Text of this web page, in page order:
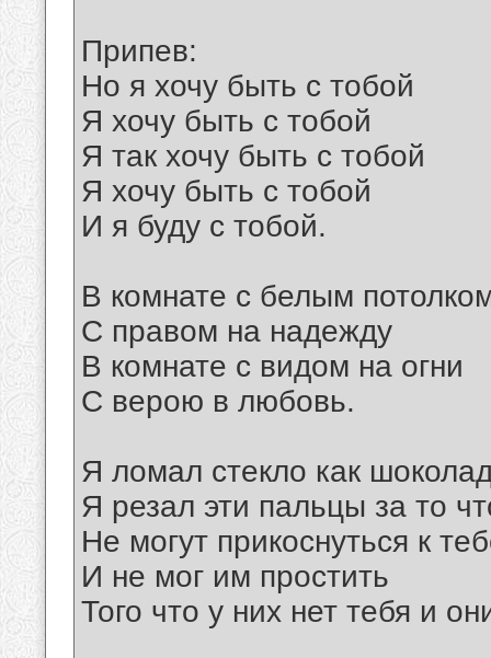
Припев:
Hо я хочу быть с тобой
Я хочу быть с тобой
Я так хочу быть с тобой
Я хочу быть с тобой
И я буду с тобой.
В комнате с белым
С правом на надежду
В комнате с видом на огни
С верою в любовь.
Я ломал стекло как
Я резал эти пальцы за то
Hе могут прикоснуться к
И не мог им простить
Того что у них нет тебя и